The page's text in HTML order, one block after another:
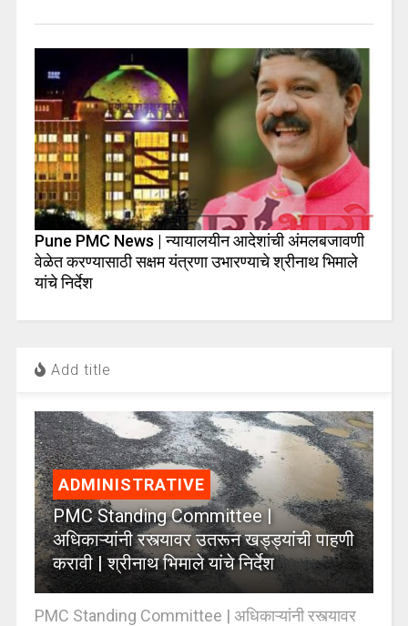
Pune PMC News | न्यायालयीन आदेशांची अंमलबजावणी
वेळेत करण्यासाठी सक्षम यंत्रणा उभारण्याचे श्रीनाथ भिमाले
यांचे निर्देश
Add title
ADMINISTRATIVE
PMC Standing Committee |
अधिकाऱ्यांनी रस्त्यावर उतरून खड्ड्यांची पाहणी
करावी | श्रीनाथ भिमाले यांचे निर्देश
PMC Standing Committee | अधिकाऱ्यांनी रस्त्यावर